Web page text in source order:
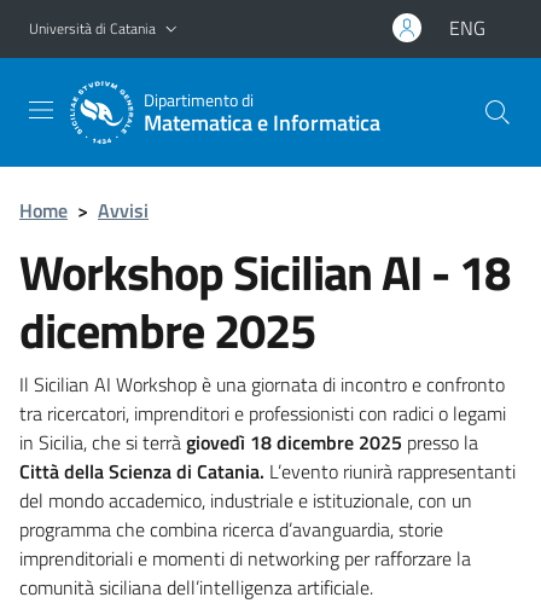
Vai al contenuto principale
Vai al menu di navigazione
Università di Catania ENG
Dipartimento di
Matematica e Informatica
Home > Avvisi
Workshop Sicilian AI - 18
dicembre 2025
Il Sicilian AI Workshop è una giornata di incontro e confronto
tra ricercatori, imprenditori e professionisti con radici o legami
in Sicilia, che si terràgiovedì 18 dicembre 2025 presso la
Città della Scienza di Catania. L’evento riunirà rappresentanti
del mondo accademico, industriale e istituzionale, con un
programma che combina ricerca d’avanguardia, storie
imprenditoriali e momenti di networking per rafforzare la
comunità siciliana dell’intelligenza artificiale.